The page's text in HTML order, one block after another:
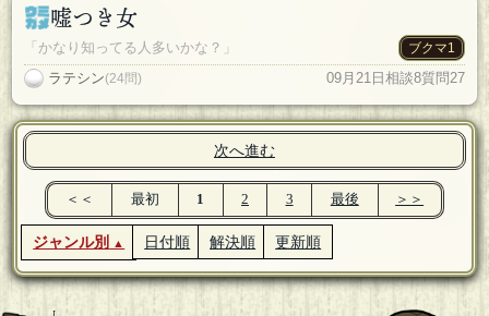
嘘つき女
「かなり知ってる人多いかな？」 ブクマ1
ラテシン(24問) 09月21日 相談8質問27
次へ進む
＜＜ 最初 1 2 3 最後 ＞＞
ジャンル別 日付順 解決順 更新順